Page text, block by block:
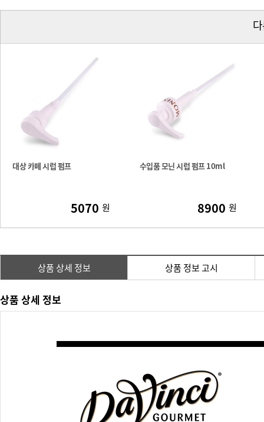
대상 카페 시럽 펌프
5070 원
수입품 모닌 시럽 펌프 10ml
8900원
상품 상세 정보 상품 정보 고시
상품 상세 정보